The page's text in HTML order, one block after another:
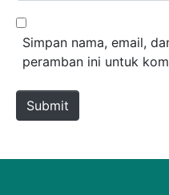
Simpan nama, email,
peramban ini untuk
Submit